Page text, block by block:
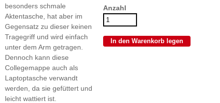
besonders schmale
Aktentasche, hat aber im
Gegensatz zu dieser keinen
Tragegriff und wird einfach
unter dem Arm getragen.
Dennoch kann diese
Collegemappe auch als
Laptoptasche verwandt
werden, da sie gefüttert und
leicht wattiert ist.
Anzahl